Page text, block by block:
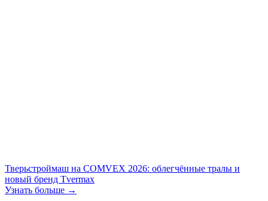
Тверьстроймаш на COMVEX 2026: облегчённые тралы и
новый бренд Tvermax
Узнать больше →